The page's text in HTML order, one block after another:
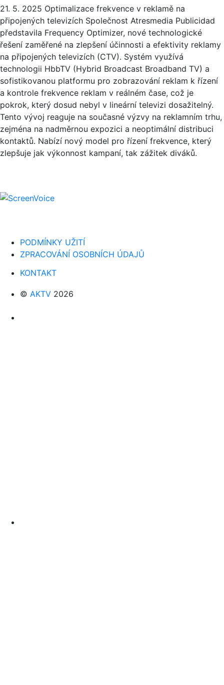
21. 5. 2025 Optimalizace frekvence v reklamě na
připojených televizích Společnost Atresmedia Publicidad
představila Frequency Optimizer, nové technologické
řešení zaměřené na zlepšení účinnosti a efektivity reklamy
na připojených televizích (CTV). Systém využívá
technologii HbbTV (Hybrid Broadcast Broadband TV) a
sofistikovanou platformu pro zobrazování reklam k řízení
a kontrole frekvence reklam v reálném čase, což je
pokrok, který dosud nebyl v lineární televizi dosažitelný.
Tento vývoj reaguje na současné výzvy na reklamním trhu,
zejména na nadměrnou expozici a neoptimální distribuci
kontaktů. Nabízí nový model pro řízení frekvence, který
zlepšuje jak výkonnost kampaní, tak zážitek diváků.
PODMÍNKY UŽITÍ
ZPRACOVÁNÍ OSOBNÍCH ÚDAJŮ
KONTAKT
© AKTV 2026